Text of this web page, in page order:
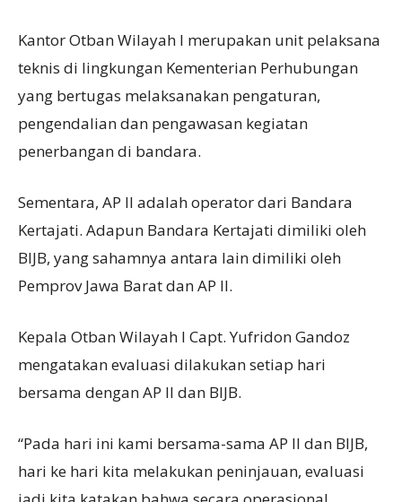
Kantor Otban Wilayah I merupakan unit pelaksana
teknis di lingkungan Kementerian Perhubungan
yang bertugas melaksanakan pengaturan,
pengendalian dan pengawasan kegiatan
penerbangan di bandara.
Sementara, AP II adalah operator dari Bandara
Kertajati. Adapun Bandara Kertajati dimiliki oleh
BIJB, yang sahamnya antara lain dimiliki oleh
Pemprov Jawa Barat dan AP II.
Kepala Otban Wilayah I Capt. Yufridon Gandoz
mengatakan evaluasi dilakukan setiap hari
bersama dengan AP II dan BIJB.
“Pada hari ini kami bersama-sama AP II dan BIJB,
hari ke hari kita melakukan peninjauan, evaluasi